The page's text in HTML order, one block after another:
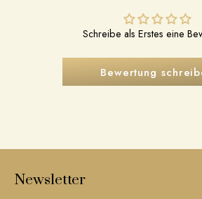
Schreibe als Erstes eine
Bewertung
Newsletter